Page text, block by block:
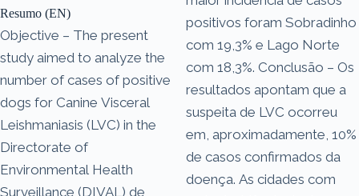
Resumo (EN)
Objective – The present
study aimed to analyze the
number of cases of positive
dogs for Canine Visceral
Leishmaniasis (LVC) in the
Directorate of
Environmental Health
Surveillance (DIVAL) de
positivos foram Sobradinho
com 19,3% e Lago Norte
com 18,3%. Conclusão – Os
resultados apontam que a
suspeita de LVC ocorreu
em, aproximadamente, 10%
de casos confirmados da
doença. As cidades com